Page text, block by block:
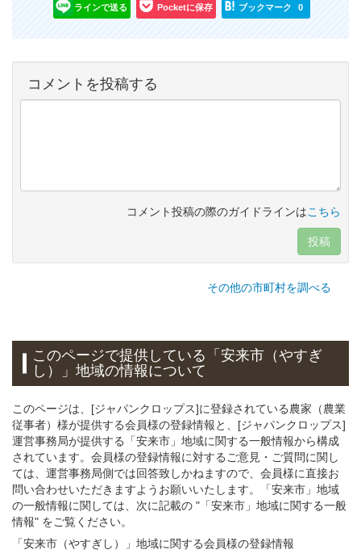
ラインで送る Pocketに保存 ブックマーク 0
コメントを投稿する
コメント投稿の際のガイドラインはこちら
投稿
その他の市町村を調べる
このページで提供している 「安来市（やすぎ
し）」地域の情報について
このページは、[ジャパンクロップス]に登録されている農家（農業
従事者）様が提供する会員様の登録情報と、[ジャパンクロップス]
運営事務局が提供する「安来市」地域に関する一般情報から構成
されています。会員様の登録情報に対するご意見・ご質問に関し
ては、運営事務局側では回答致しかねますので、会員様に直接お
問い合わせいただきますようお願いいたします。「安来市」地域
の一般情報に関しては、次に記載の "「安来市」地域に関する一般
情報" をご覧ください。
「安来市（やすぎし）」 地域に関する会員様の登録情報